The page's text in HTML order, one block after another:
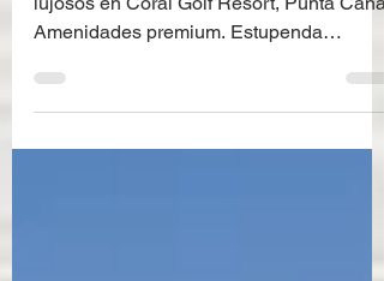
DOMINICANA
lujosos en Coral Golf Resort, Punta Cana.
Amenidades premium. Estupenda
oportunidad para inversores